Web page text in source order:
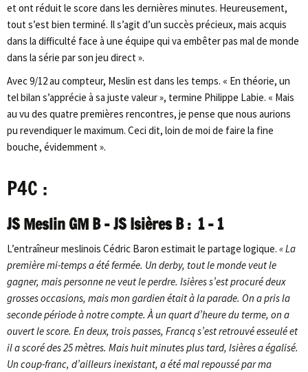
et ont réduit le score dans les dernières minutes. Heureusement,
tout s’est bien terminé. Il s’agit d’un succès précieux, mais acquis
dans la difficulté face à une équipe qui va embêter pas mal de monde
dans la série par son jeu direct ».
Avec 9/12 au compteur, Meslin est dans les temps. « En théorie, un
tel bilan s’apprécie à sa juste valeur », termine Philippe Labie. « Mais
au vu des quatre premières rencontres, je pense que nous aurions
pu revendiquer le maximum. Ceci dit, loin de moi de faire la fine
bouche, évidemment ».
P4C :
JS Meslin GM B – JS Isières B : 1 – 1
L’entraîneur meslinois Cédric Baron estimait le partage logique. « La
première mi-temps a été fermée. Un derby, tout le monde veut le
gagner, mais personne ne veut le perdre. Isières s’est procuré deux
grosses occasions, mais mon gardien était à la parade. On a pris la
seconde période à notre compte. À un quart d’heure du terme, on a
ouvert le score. En deux, trois passes, Francq s’est retrouvé esseulé et
il a scoré des 25 mètres. Mais huit minutes plus tard, Isières a égalisé.
Un coup-franc, d’ailleurs inexistant, a été mal repoussé par ma